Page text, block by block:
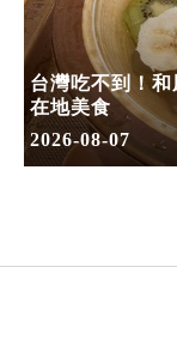
台灣吃不到！
在地美食
2026-08-07